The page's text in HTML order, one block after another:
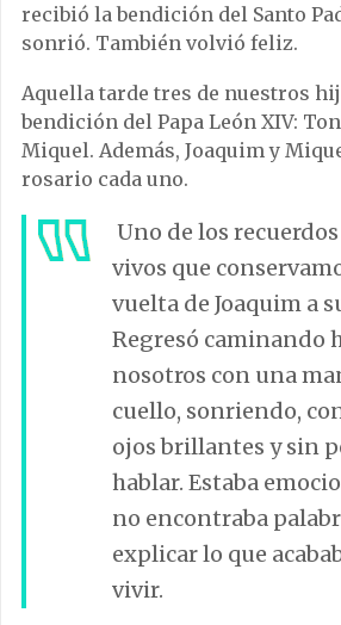
recibió la bendición del Santo
sonrió. También volvió feliz.
Aquella tarde tres de nuestros
bendición del Papa León XIV:
Miquel. Además, Joaquim y
rosario cada uno.
Uno de los
vivos que
vuelta de Joaquim a
Regresó caminando
nosotros con una
cuello, sonriendo,
ojos brillantes y sin
hablar. Estaba
no encontraba
explicar lo que
vivir.